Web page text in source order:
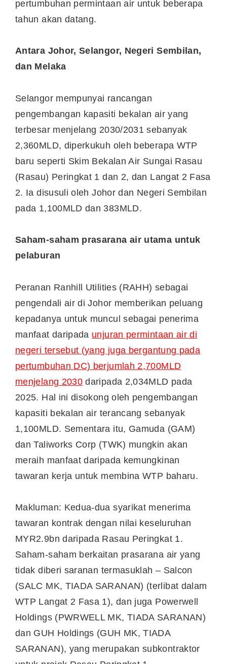
pertumbuhan permintaan air untuk beberapa
tahun akan datang.
Antara Johor, Selangor, Negeri Sembilan,
dan Melaka
Selangor mempunyai rancangan
pengembangan kapasiti bekalan air yang
terbesar menjelang 2030/2031 sebanyak
2,360MLD, diperkukuh oleh beberapa WTP
baru seperti Skim Bekalan Air Sungai Rasau
(Rasau) Peringkat 1 dan 2, dan Langat 2 Fasa
2. Ia disusuli oleh Johor dan Negeri Sembilan
pada 1,100MLD dan 383MLD.
Saham-saham prasarana air utama untuk
pelaburan
Peranan Ranhill Utilities (RAHH) sebagai
pengendali air di Johor memberikan peluang
kepadanya untuk muncul sebagai penerima
manfaat daripada unjuran permintaan air di
negeri tersebut (yang juga bergantung pada
pertumbuhan DC) berjumlah 2,700MLD
menjelang 2030 daripada 2,034MLD pada
2025. Hal ini disokong oleh pengembangan
kapasiti bekalan air terancang sebanyak
1,100MLD. Sementara itu, Gamuda (GAM)
dan Taliworks Corp (TWK) mungkin akan
meraih manfaat daripada kemungkinan
tawaran kerja untuk membina WTP baharu.
Makluman: Kedua-dua syarikat menerima
tawaran kontrak dengan nilai keseluruhan
MYR2.9bn daripada Rasau Peringkat 1.
Saham-saham berkaitan prasarana air yang
tidak diberi saranan termasuklah – Salcon
(SALC MK, TIADA SARANAN) (terlibat dalam
WTP Langat 2 Fasa 1), dan juga Powerwell
Holdings (PWRWELL MK, TIADA SARANAN)
dan GUH Holdings (GUH MK, TIADA
SARANAN), yang merupakan subkontraktor